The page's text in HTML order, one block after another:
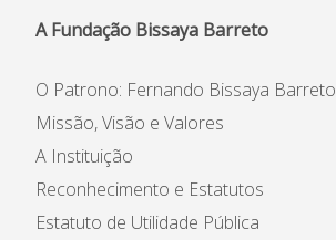
A Fundação Bissaya Barreto
O Patrono: Fernando Bissaya Barreto
Missão, Visão e Valores
A Instituição
Reconhecimento e Estatutos
Estatuto de Utilidade Pública